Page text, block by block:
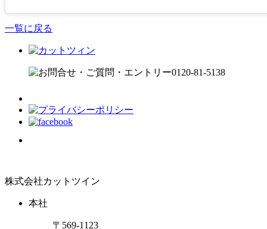
一覧に戻る
株式会社カットツイン
本社
〒569-1123